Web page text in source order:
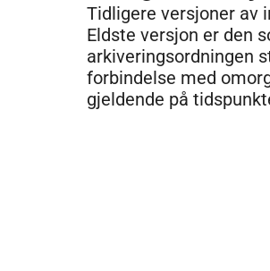
Tidligere versjoner av
Eldste versjon er den
arkiveringsordningen
forbindelse med
gjeldende på